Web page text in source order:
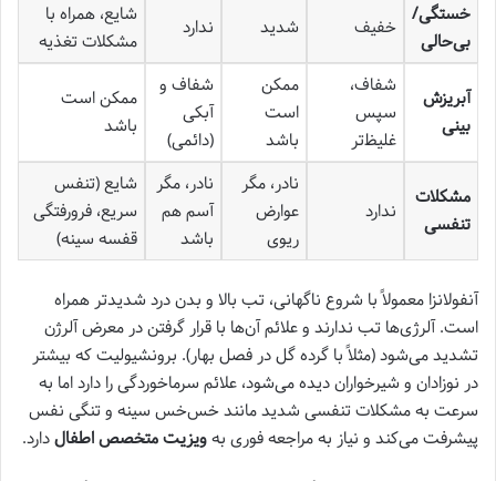
خستگی/
بی‌حالی
خفیف شدید ندارد
شایع، همراه با
مشکلات تغذیه
آبریزش
بینی
شفاف،
سپس
غلیظ‌تر
ممکن
است
باشد
شفاف و
آبکی
(دائمی)
ممکن است
باشد
مشکلات
تنفسی
ندارد
نادر، مگر
عوارض
ریوی
نادر، مگر
آسم هم
باشد
شایع (تنفس
سریع، فرورفتگی
قفسه سینه)
آنفولانزا معمولاً با شروع ناگهانی، تب بالا و بدن درد شدیدتر همراه
است. آلرژی‌ها تب ندارند و علائم آن‌ها با قرار گرفتن در معرض آلرژن
تشدید می‌شود (مثلاً با گرده گل در فصل بهار). برونشیولیت که بیشتر
در نوزادان و شیرخواران دیده می‌شود، علائم سرماخوردگی را دارد اما به
سرعت به مشکلات تنفسی شدید مانند خس‌خس سینه و تنگی نفس
پیشرفت می‌کند و نیاز به مراجعه فوری بهویزیت متخصص اطفالدارد.